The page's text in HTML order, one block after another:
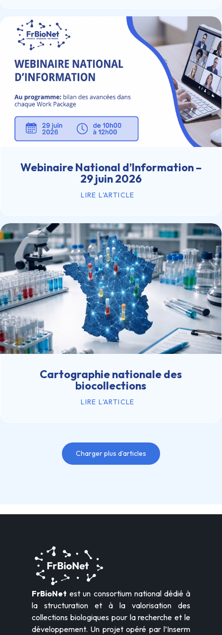
Webinaire National d’Information –
29 juin 2026
LIRE L'ARTICLE
Cartographie nationale des
biocollections
LIRE L'ARTICLE
Charger plus d'articles
FrBioNet est un consortium national dédié à
la structuration et à la valorisation des
collections biologiques pour la recherche et le
développement. Un projet opéré par l’Inserm